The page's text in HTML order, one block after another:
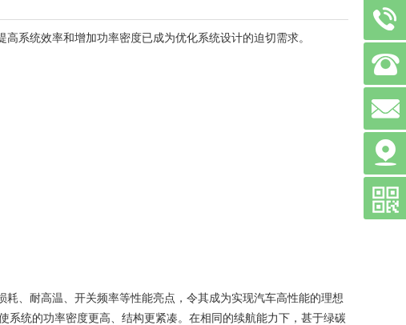
统效率和增加功率密度已成为优化系统设计的迫切需求。
、耐高温、开关频率等性能亮点，令其成为实现汽车高性能的理想
统的功率密度更高、结构更紧凑。在相同的续航能力下，甚于绿碳